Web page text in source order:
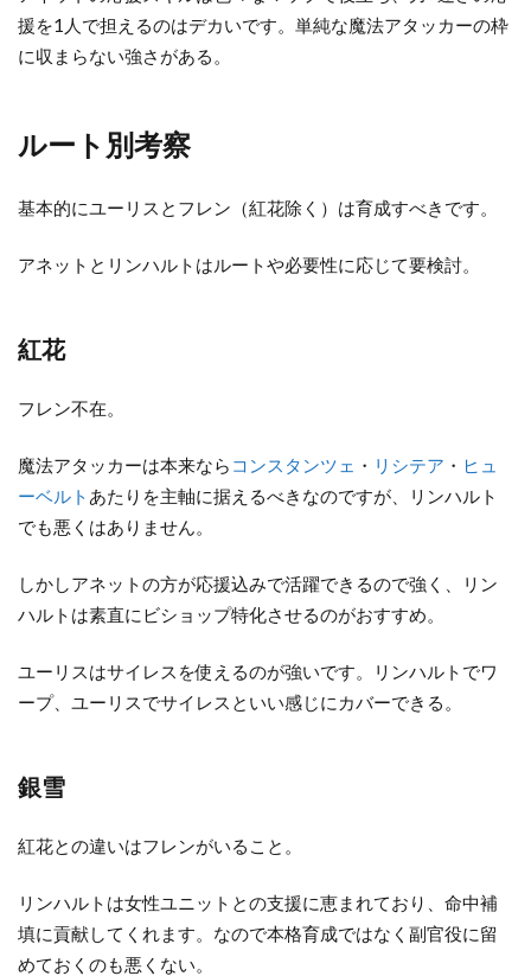
援を1人で担えるのはデカいです。単純な魔法アタッカーの枠
に収まらない強さがある。
ルート別考察
基本的にユーリスとフレン（紅花除く）は育成すべきです。
アネットとリンハルトはルートや必要性に応じて要検討。
紅花
フレン不在。
魔法アタッカーは本来なら コンスタンツェ ・ リシテア ・ ヒュ
ーベルト あたりを主軸に据えるべきなのですが、リンハルト
でも悪くはありません。
しかしアネットの方が応援込みで活躍できるので強く、リン
ハルトは素直にビショップ特化させるのがおすすめ。
ユーリスはサイレスを使えるのが強いです。リンハルトでワ
ープ、ユーリスでサイレスといい感じにカバーできる。
銀雪
紅花との違いはフレンがいること。
リンハルトは女性ユニットとの支援に恵まれており、命中補
填に貢献してくれます。なので本格育成ではなく副官役に留
めておくのも悪くない。